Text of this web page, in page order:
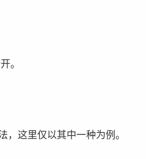
。
这里仅以其中一种为例。